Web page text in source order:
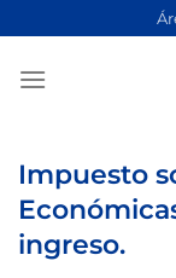
contenido
Impuesto
ingreso.